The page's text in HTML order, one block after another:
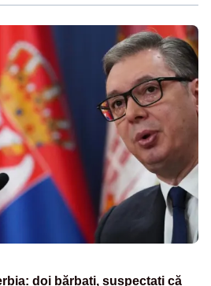
doi bărbați, suspectați că